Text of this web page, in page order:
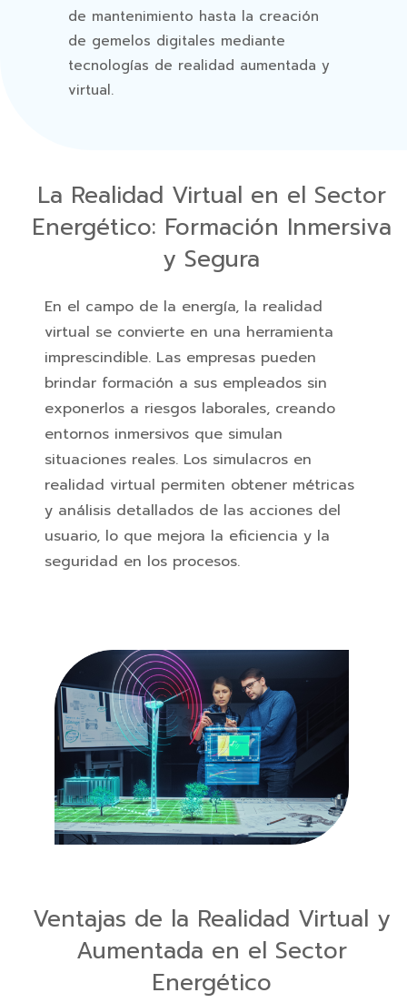
de mantenimiento hasta la creación
de gemelos digitales mediante
tecnologías de realidad aumentada y
virtual.
La Realidad Virtual en el Sector
Energético: Formación Inmersiva
y Segura
En el campo de la energía, la realidad
virtual se convierte en una herramienta
imprescindible. Las empresas pueden
brindar formación a sus empleados sin
exponerlos a riesgos laborales, creando
entornos inmersivos que simulan
situaciones reales. Los simulacros en
realidad virtual permiten obtener métricas
y análisis detallados de las acciones del
usuario, lo que mejora la eficiencia y la
seguridad en los procesos.
Ventajas de la Realidad Virtual y
Aumentada en el Sector
Energético